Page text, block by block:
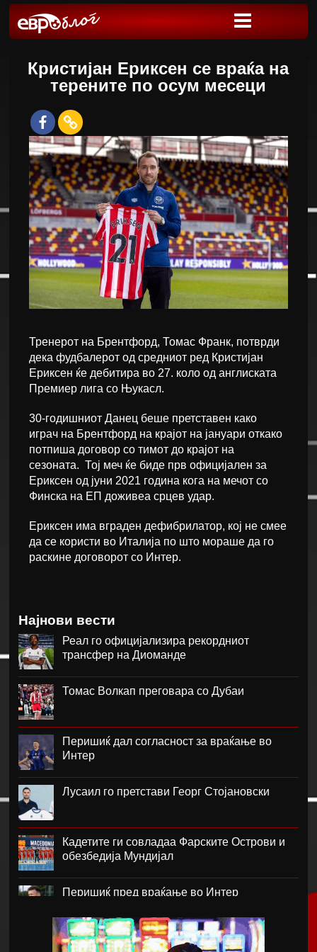
Кристијан Ериксен се враќа на
терените по осум месеци
Тренерот на Брентфорд, Томас Франк, потврди
дека фудбалерот од средниот ред Кристијан
Ериксен ќе дебитира во 27. коло од англиската
Премиер лига со Њукасл.
30-годишниот Данец беше претставен како
играч на Брентфорд на крајот на јануари откако
потпиша договор со тимот до крајот на
сезоната. Тој меч ќе биде прв официјален за
Ериксен од јуни 2021 година кога на мечот со
Финска на ЕП доживеа срцев удар.
Ериксен има вграден дефибрилатор, кој не смее
да се користи во Италија по што мораше да го
раскине договорот со Интер.
Најнови вести
Реал го официјализира рекордниот
трансфер на Диоманде
Томас Волкап преговара со Дубаи
Перишиќ дал согласност за враќање во
Интер
Лусаил го претстави Георг Стојановски
Кадетите ги совладаа Фарските Острови и
обезбедија Мундијал
Перишиќ пред враќање во Интер
Лара Гут Бехрами означи крај на скијачката